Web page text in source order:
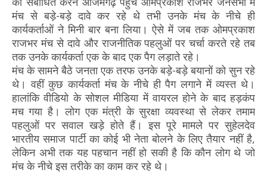
मंच से बड़े-बड़े दावे कर रहे थे तभी उनके मंच के नीचे ही
कार्यकर्ताओं ने मिनी बार बना लिया। ऐसे में जब तक ओमप्रकाश
राजभर मंच से दावे और राजनीतिक पहलुओं पर चर्चा करते रहे तब
तक उनके कार्यकर्ता एक के बाद एक पैग लड़ाते रहे।
मंच के सामने बैठे जनता एक तरफ उनके बड़े-बड़े बयानों को सुन रहे
थे। वहीं कुछ कार्यकर्ता मंच के नीचे ही पैग लगाने में व्यस्त थे।
हालांकि वीडियो के सोशल मीडिया में वायरल होने के बाद हड़कंप
मच गया है। लोग एक मंत्री के सुरक्षा व्यवस्था से लेकर तमाम
पहलुओं पर सवाल खड़े होते हैं। इस पूरे मामले पर सुहेलदेव
भारतीय समाज पार्टी का कोई भी नेता बोलने के लिए तैयार नहीं है,
लेकिन अभी तक यह पहचान नहीं हो सकी है कि कौन लोग थे जो
मंच के नीचे इस तरीके का काम कर रहे थे।